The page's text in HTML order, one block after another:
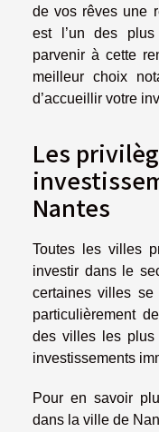
de vos rêves une
est l’un des
parvenir à cette
meilleur choix
d’accueillir votre
Les
Nantes
Toutes les villes
investir dans le
certaines villes se
particulièrement
des villes les plus
investissements
Pour en savoir
dans la ville de